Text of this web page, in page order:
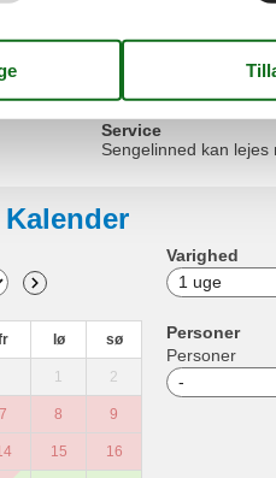
Ovn
Service
Sengelinned kan lejes
Kalender
lø sø
1 2
7 8 9
15 16
Varighed
Personer
Personer